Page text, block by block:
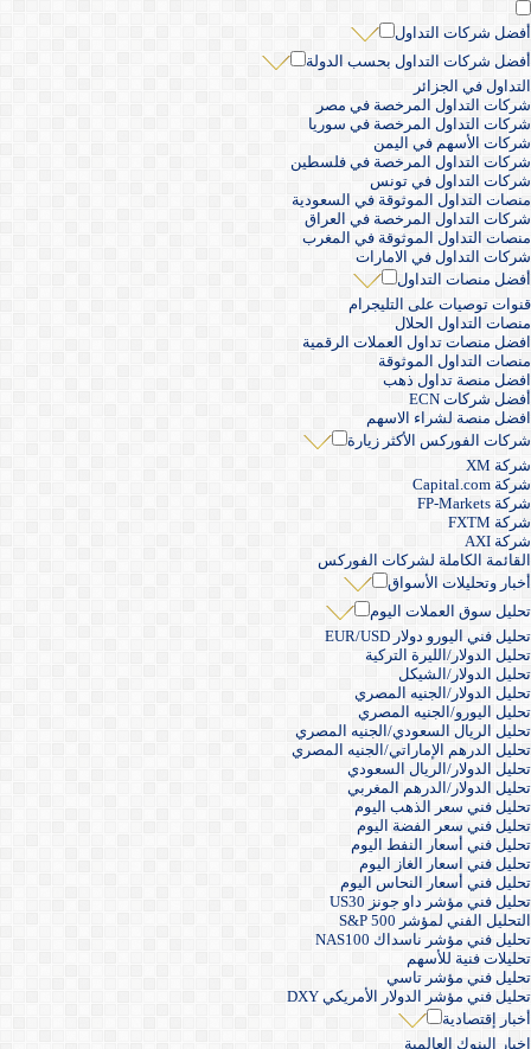
أفضل شركات التداول
أفضل شركات التداول بحسب الدولة
التداول في الجزائر
شركات التداول المرخصة في مصر
شركات التداول المرخصة في سوريا
شركات الأسهم في اليمن
شركات التداول المرخصة في فلسطين
شركات التداول في تونس
منصات التداول الموثوقة في السعودية
شركات التداول المرخصة في العراق
منصات التداول الموثوقة في المغرب
شركات التداول في الامارات
أفضل منصات التداول
قنوات توصيات على التليجرام
منصات التداول الحلال
افضل منصات تداول العملات الرقمية
منصات التداول الموثوقة
افضل منصة تداول ذهب
أفضل شركات ECN
افضل منصة لشراء الاسهم
شركات الفوركس الأكثر زيارة
شركة XM
شركة Capital.com
شركة FP-Markets
شركة FXTM
شركة AXI
القائمة الكاملة لشركات الفوركس
أخبار وتحليلات الأسواق
تحليل سوق العملات اليوم
تحليل فني اليورو دولار EUR/USD
تحليل الدولار/الليرة التركية
تحليل الدولار/الشيكل
تحليل الدولار/الجنيه المصري
تحليل اليورو/الجنيه المصري
تحليل الريال السعودي/الجنيه المصري
تحليل الدرهم الإماراتي/الجنيه المصري
تحليل الدولار/الريال السعودي
تحليل الدولار/الدرهم المغربي
تحليل فني سعر الذهب اليوم
تحليل فني سعر الفضة اليوم
تحليل فني أسعار النفط اليوم
تحليل فني اسعار الغاز اليوم
تحليل فني أسعار النحاس اليوم
تحليل فني مؤشر داو جونز US30
التحليل الفني لمؤشر S&P 500
تحليل فني مؤشر ناسداك NAS100
تحليلات فنية للأسهم
تحليل فني مؤشر تاسي
تحليل فني مؤشر الدولار الأمريكي DXY
أخبار إقتصادية
اخبار البنوك العالمية